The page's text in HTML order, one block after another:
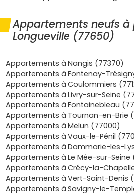
Acheter une
nombreux avantages :
Cadre de vie verdoyant
environnement familial, tout
commerces, écoles et
Accessibilité: lagare de
liaisons vers Paris-Estvia le
tu rejoins rapidement laRN4et
déplacements pro ou les
Marché porteur: la demande
maisons récentes bien isolées
promoteursetlotisseurs
neufsà taille humaine,
accédants et les familles.
Confort du neuf: normesRE
dépenses d'énergie
Appartements neufs à
Longueville (77650)
Appartements à Nangis (77370)
Appartements à Fontenay-
Appartements à Coulommiers
Appartements à Livry-sur-Seine
Appartements à Fontainebleau
Appartements à Tournan-en-Brie
Appartements à Melun (77000)
Appartements à Vaux-le-Pénil
Appartements à Dammarie-les-
Appartements à Le Mée-sur-Seine
Appartements à Crécy-la-
Appartements à Vert-Saint-Denis
Appartements à Savigny-le-